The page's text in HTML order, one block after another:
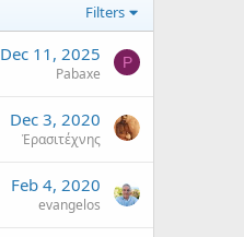
Filters
Dec 11, 2025
Pabaxe
P
Dec 3, 2020
Ἐρασιτέχνης
Feb 4, 2020
evangelos